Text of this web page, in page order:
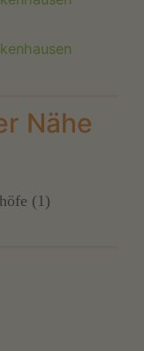
Nähe
(1)